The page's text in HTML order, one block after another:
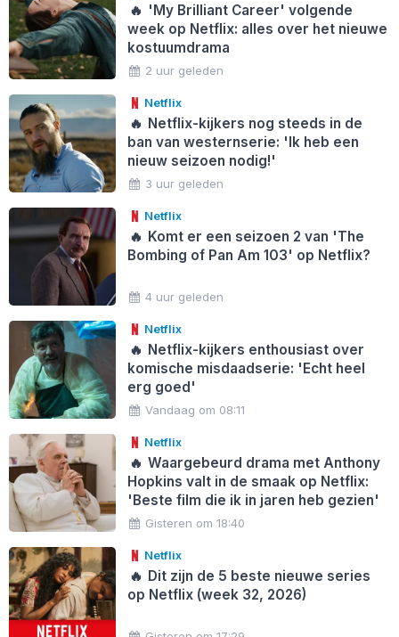
🔥 'My Brilliant Career' volgende
week op Netflix: alles over het nieuwe
kostuumdrama
2 uur geleden
Netflix
🔥 Netflix-kijkers nog steeds in de
ban van westernserie: 'Ik heb een
nieuw seizoen nodig!'
3 uur geleden
Netflix
🔥 Komt er een seizoen 2 van 'The
Bombing of Pan Am 103' op Netflix?
4 uur geleden
Netflix
🔥 Netflix-kijkers enthousiast over
komische misdaadserie: 'Echt heel
erg goed'
Vandaag om 08:11
Netflix
🔥 Waargebeurd drama met Anthony
Hopkins valt in de smaak op Netflix:
'Beste film die ik in jaren heb gezien'
Gisteren om 18:40
Netflix
🔥 Dit zijn de 5 beste nieuwe series
op Netflix (week 32, 2026)